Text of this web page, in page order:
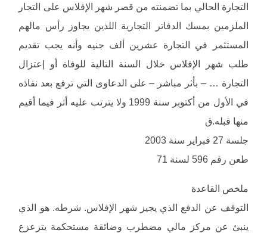
التجارة الحالي بما تضمنته من قصر شهر الإفلاس على التجار
الملزمين بمسك الدفاتر التجارية اللذين يجاوز رأس مالهم
المستثمر في التجارة عشرين ألف جنيه وأنه يجب تقديم
طلب شهر الإفلاس خلال السنة التالية للوفاة أو إعتزال
التجارة … – بأثر مباشر – على الدعاوى التي ترفع بعد نفاذه
في الأول من أكتوبر سنة 1999 ولا يترتب عليه أثر فيما أقيم
منها قبله.ق
جلسة 27 فبراير سنة 2003
طعن رقم 596 لسنة 71
ملخص القاعدة
التوقف عن الدفع الذي يجيز شهر الإفلاس. شرطه. هو الذي
ينبئ عن مركز مالي مضطرب وضائقة مستحكمة يتزعزع